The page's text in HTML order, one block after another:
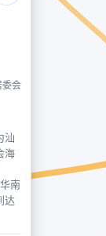
委会
汕
海
南
达